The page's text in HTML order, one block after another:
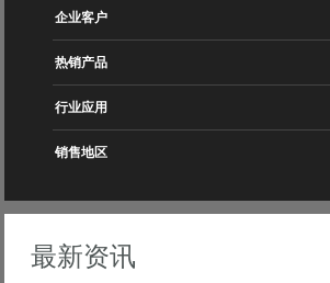
企业客户
热销产品
行业应用
销售地区
最新资讯